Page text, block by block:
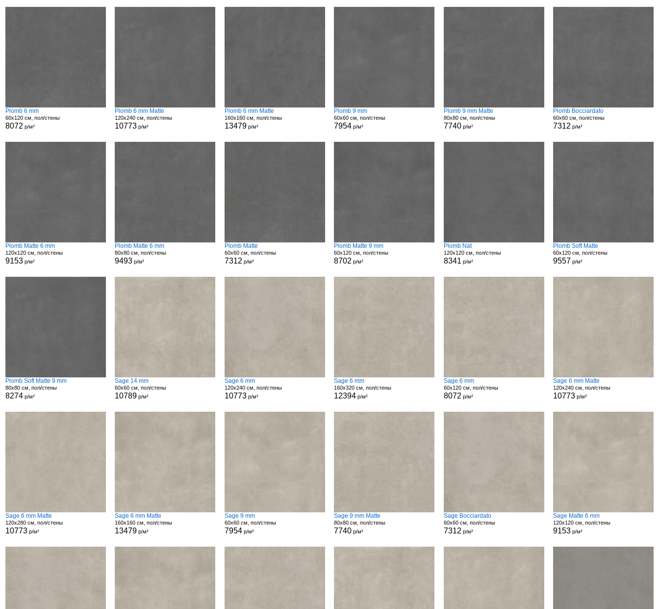
Plomb 6 mm
60x120 см, пол/стены
8072 р/м²
Plomb 6 mm Matte
120x240 см, пол/стены
10773 р/м²
Plomb 6 mm Matte
160x160 см, пол/стены
13479р/м²
Plomb 9 mm
60x60 см, пол/стены
7954 р/м²
Plomb 9 mm Matte
80x80 см, пол/стены
7740р/м²
Plomb Bocciardato
60x60 см, пол/стены
7312 р/м²
Plomb Matte 6 mm
120x120 см, пол/стены
9153р/м²
Plomb Matte 6 mm
80x80 см, пол/стены
9493 р/м²
Plomb Matte
60x60 см, пол/стены
7312 р/м²
Plomb Matte 9 mm
60x120 см, пол/стены
8702 р/м²
Plomb Nat
120x120 см, пол/стены
8341 р/м²
Plomb Soft Matte
60x120 см, пол/стены
9557 р/м²
Plomb Soft Matte 9 mm
80x80 см, пол/стены
8274р/м²
Sage 14 mm
60x60 см, пол/стены
10789 р/м²
Sage 6 mm
120x240 см, пол/стены
10773р/м²
Sage 6 mm
160x320 см, пол/стены
12394 р/м²
Sage 6 mm
60x120 см, пол/стены
8072 р/м²
Sage 6 mm Matte
120x240 см, пол/стены
10773 р/м²
Sage 6 mm Matte
120x280 см, пол/стены
10773р/м²
Sage 6 mm Matte
160x160 см, пол/стены
13479 р/м²
Sage 9 mm
60x60 см, пол/стены
7954р/м²
Sage 9 mm Matte
80x80 см, пол/стены
7740 р/м²
Sage Bocciardato
60x60 см, пол/стены
7312 р/м²
Sage Matte 6 mm
120x120 см, пол/стены
9153 р/м²